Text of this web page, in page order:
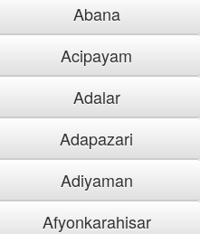
Abana
Acipayam
Adalar
Adapazari
Adiyaman
Afyonkarahisar